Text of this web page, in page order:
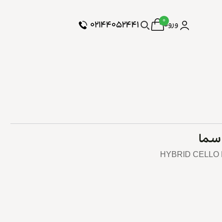
ورود۰ ۰۲۱۴۴۰۵۲۴۴۱
سما
HYBRID